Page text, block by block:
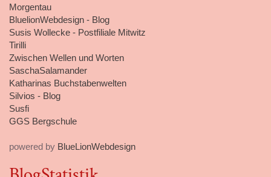
Morgentau
BluelionWebdesign - Blog
Susis Wollecke - Postfiliale Mitwitz
Tirilli
Zwischen Wellen und Worten
SaschaSalamander
Katharinas Buchstabenwelten
Silvios - Blog
Susfi
GGS Bergschule
powered by BlueLionWebdesign